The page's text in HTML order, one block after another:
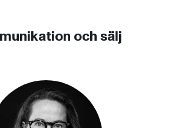
och sälj